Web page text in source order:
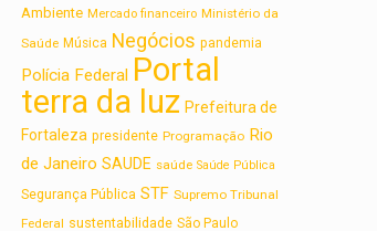
Ambiente Mercado financeiro Ministério da
Saúde Música Negócios pandemia
Polícia Federal Portal
terra da luz Prefeitura de
Fortaleza presidente Programação Rio
de Janeiro SAUDE saúde Saúde Pública
Segurança Pública STF Supremo Tribunal
Federal sustentabilidade São Paulo